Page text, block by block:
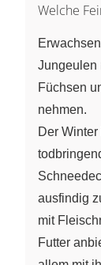
Welche
Jungeulen
Füchsen
nehmen.
Der
ausfindig
mit
Futter